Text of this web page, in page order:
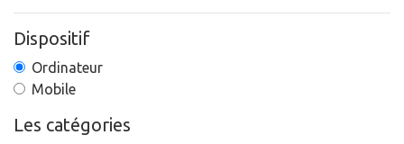
Dispositif
Ordinateur
Mobile
Les catégories